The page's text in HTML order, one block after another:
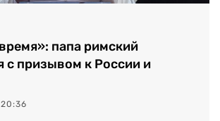
папа римский
с призывом к России и